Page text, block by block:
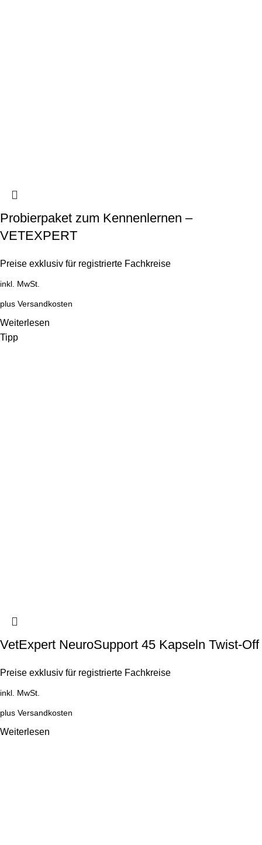
Probierpaket zum Kennenlernen –
VETEXPERT
Preise exklusiv für registrierte Fachkreise
inkl. MwSt.
plus Versandkosten
Weiterlesen
Tipp
VetExpert NeuroSupport 45 Kapseln Twist-Off
Preise exklusiv für registrierte Fachkreise
inkl. MwSt.
plus Versandkosten
Weiterlesen